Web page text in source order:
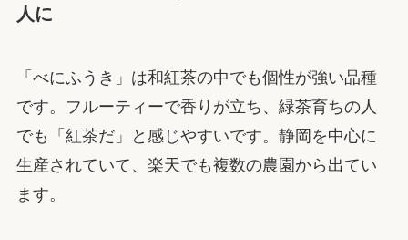
人に
「べにふうき」は和紅茶の中でも個性が強い品種
です。フルーティーで香りが立ち、緑茶育ちの人
でも「紅茶だ」と感じやすいです。静岡を中心に
生産されていて、楽天でも複数の農園から出てい
ます。